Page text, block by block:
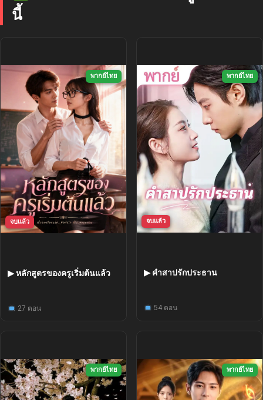
นี้
พากย์ไทย
จบแล้ว
▶ หลักสูตรของครูเริ่มต้นแล้ว
27 ตอน
พากย์ไทย
จบแล้ว
▶ คำสาปรักประธาน
54 ตอน
พากย์ไทย พากย์ไทย